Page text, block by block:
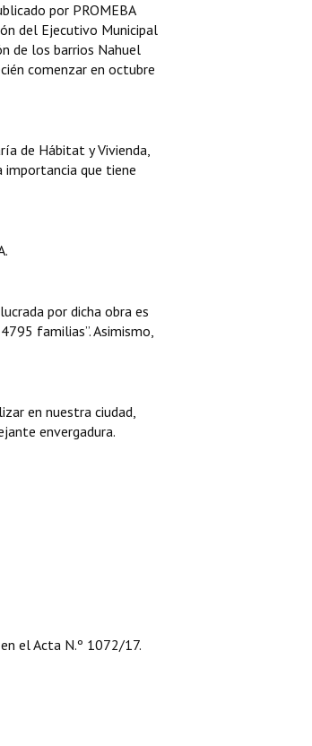
por PROMEBA
del Ejecutivo Municipal
de los barrios Nahuel
comenzar en octubre
de Hábitat y Vivienda,
que tiene
por dicha obra es
familias”. Asimismo,
en nuestra ciudad,
envergadura.
el Acta N.º 1072/17.